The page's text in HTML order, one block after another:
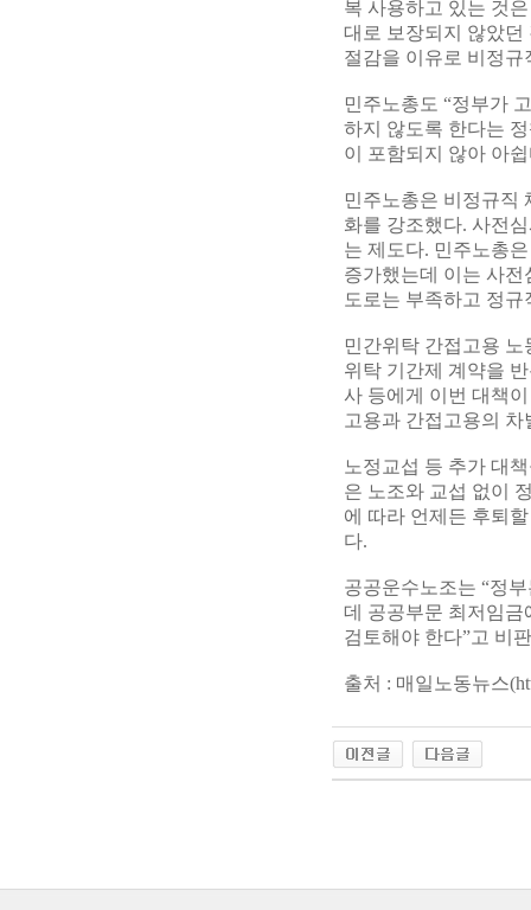
복 사용하고 있는 것
대로 보장되지 않았던
절감을 이유로 비정규
민주노총도 “정부가
하지 않도록 한다는
이 포함되지 않아 아
민주노총은 비정규직
화를 강조했다. 사전
는 제도다. 민주노총
증가했는데 이는 사전
도로는 부족하고 정
민간위탁 간접고용
위탁 기간제 계약을
사 등에게 이번 대책
고용과 간접고용의
노정교섭 등 추가 대
은 노조와 교섭 없이
에 따라 언제든 후퇴
다.
공공운수노조는 “정
데 공공부문 최저임금
검토해야 한다”고 비
출처 : 매일노동뉴스(